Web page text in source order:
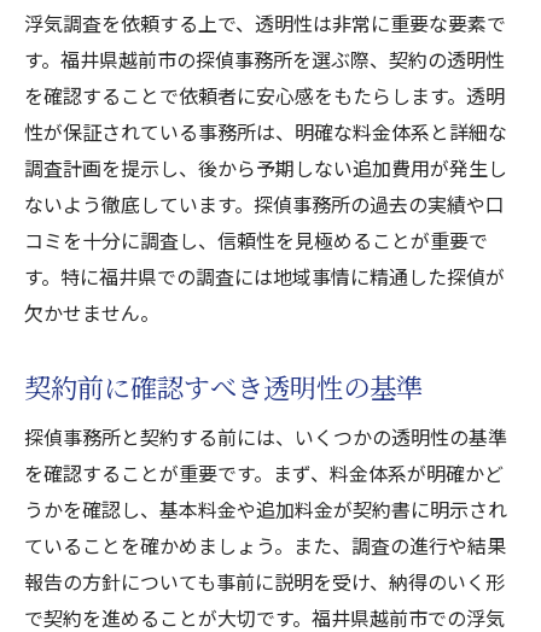
浮気調査を依頼する上で、透明性は非常に重要な要素で
す。福井県越前市の探偵事務所を選ぶ際、契約の透明性
を確認することで依頼者に安心感をもたらします。透明
性が保証されている事務所は、明確な料金体系と詳細な
調査計画を提示し、後から予期しない追加費用が発生し
ないよう徹底しています。探偵事務所の過去の実績や口
コミを十分に調査し、信頼性を見極めることが重要で
す。特に福井県での調査には地域事情に精通した探偵が
欠かせません。
契約前に確認すべき透明性の基準
探偵事務所と契約する前には、いくつかの透明性の基準
を確認することが重要です。まず、料金体系が明確かど
うかを確認し、基本料金や追加料金が契約書に明示され
ていることを確かめましょう。また、調査の進行や結果
報告の方針についても事前に説明を受け、納得のいく形
で契約を進めることが大切です。福井県越前市での浮気